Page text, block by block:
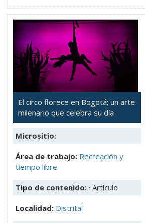
El circo florece en Bogotá; un arte
milenario que celebra su día
Micrositio:
Área de trabajo: Recreación y
tiempo libre
Tipo de contenido: · Artículo
Localidad: Distrital